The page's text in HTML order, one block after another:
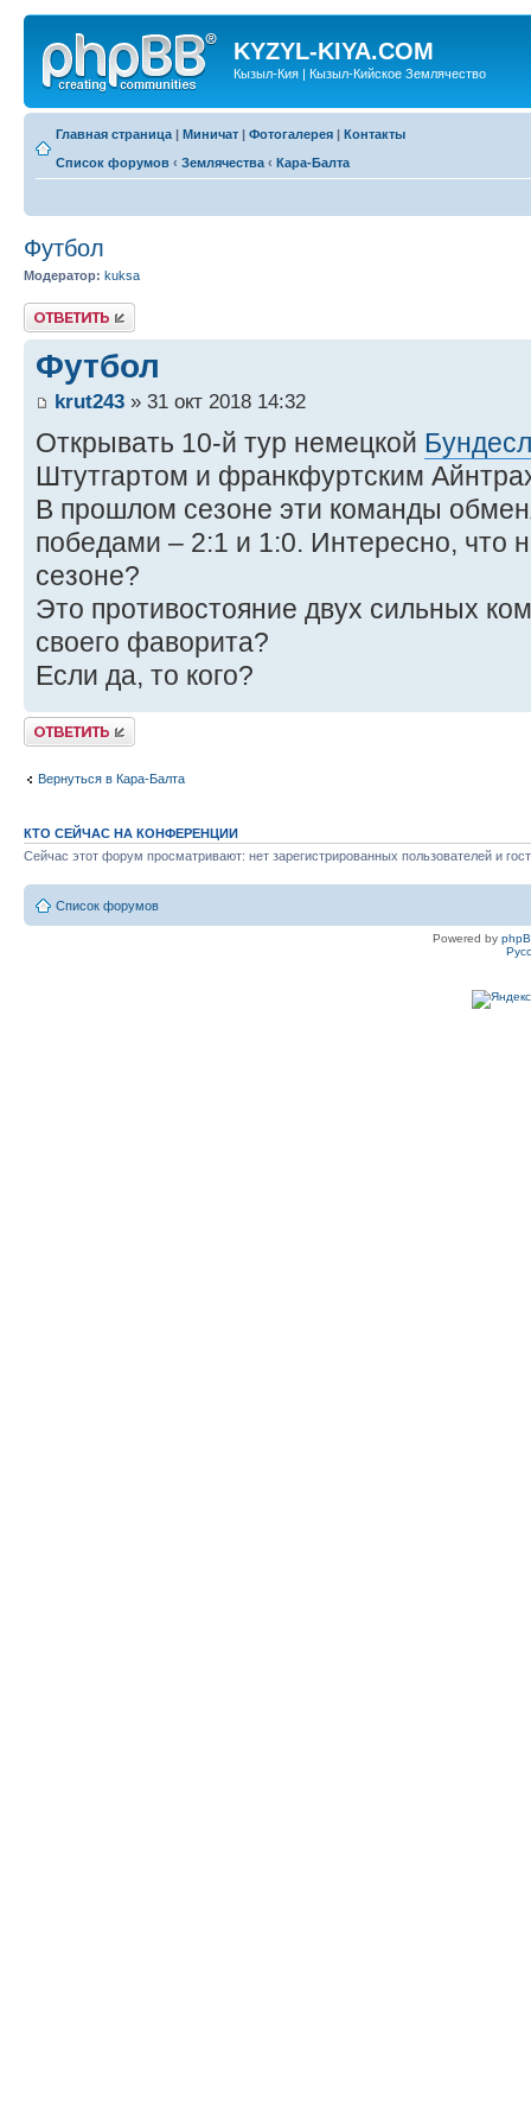
KYZYL-KIYA.COM
Кызыл-Кия | Кызыл-Кийское Землячество
Главная страница | Миничат | Фотогалерея | Контакты
Список форумов ‹ Землячества ‹ Кара-Балта
Футбол
Модератор: kuksa
Ответить
Футбол
krut243 » 31 окт 2018 14:32
Открывать 10-й тур немецкой
Штутгартом и франкфуртским
В прошлом сезоне эти команды
победами – 2:1 и 1:0. Интересно, что
сезоне?
Это противостояние двух сильных
своего фаворита?
Если да, то кого?
Ответить
Вернуться в Кара-Балта
КТО СЕЙЧАС НА КОНФЕРЕНЦИИ
Сейчас этот форум просматривают: нет зарегистрированных пользователей и
Список форумов
Powered by